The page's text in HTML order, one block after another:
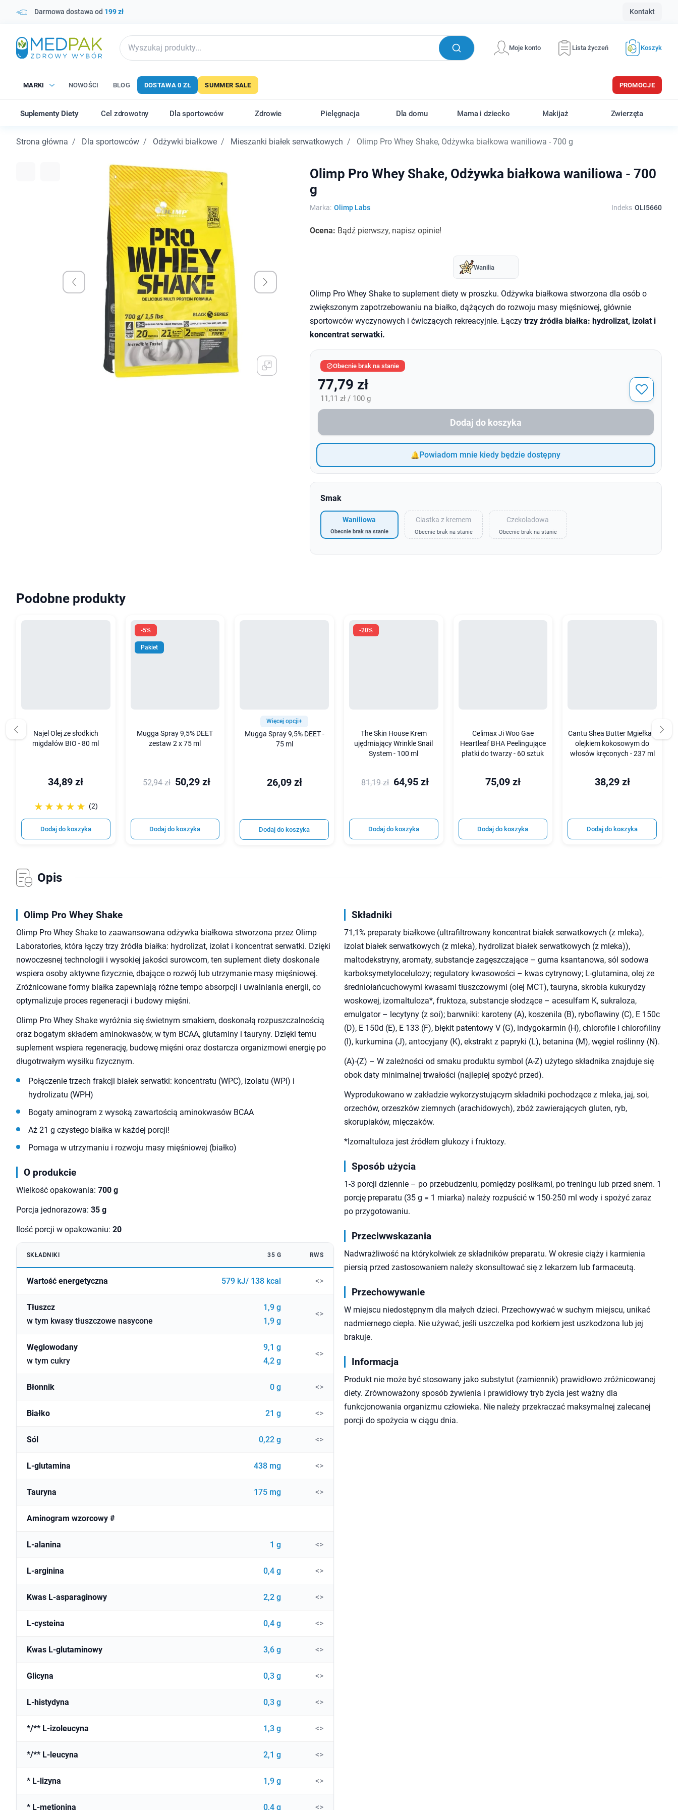
Darmowa dostawa od 199 zł Kontakt
Moje konto Lista życzeń Koszyk
MARKI NOWOŚCI BLOG DOSTAWA 0 ZŁ SUMMER SALE PROMOCJE
Suplementy Diety Cel zdrowotny Dla sportowców Zdrowie Pielęgnacja Dla domu Mama i dziecko Makijaż Zwierzęta
Strona główna Dla sportowców Odżywki białkowe Mieszanki białek serwatkowych Olimp Pro Whey Shake, Odżywka białkowa waniliowa - 700 g
Olimp Pro Whey Shake, Odżywka białkowa waniliowa - 700
g
Marka: Olimp Labs Indeks OLI5660
Ocena: Bądź pierwszy, napisz opinie!
Wanilia
Olimp Pro Whey Shake to suplement diety w proszku. Odżywka białkowa stworzona dla osób o
zwiększonym zapotrzebowaniu na białko, dążących do rozwoju masy mięśniowej, głównie
sportowców wyczynowych i ćwiczących rekreacyjnie. Łączytrzy źródła białka: hydrolizat, izolat i
koncentrat serwatki.
Obecnie brak na stanie
77,79 zł
11,11 zł / 100 g
Dodaj do koszyka
Powiadom mnie kiedy będzie dostępny
Smak
Waniliowa
Obecnie brak na stanie
Ciastka z kremem
Obecnie brak na stanie
Czekoladowa
Obecnie brak na stanie
Podobne produkty
Najel Olej ze słodkich
migdałów BIO - 80 ml
34,89 zł
☆☆☆☆☆
★★★★★ (2)
Dodaj do koszyka
-5%
Pakiet
Mugga Spray 9,5% DEET
zestaw 2 x 75 ml
52,94 zł 50,29 zł
Dodaj do koszyka
Więcej opcji+
Mugga Spray 9,5% DEET -
75 ml
26,09 zł
Dodaj do koszyka
-20%
The Skin House Krem
ujędrniający Wrinkle Snail
System - 100 ml
81,19 zł 64,95 zł
Dodaj do koszyka
Celimax Ji Woo Gae
Heartleaf BHA Peelingujące
płatki do twarzy - 60 sztuk
75,09 zł
Dodaj do koszyka
Cantu Shea Butter Mgiełka z
olejkiem kokosowym do
włosów kręconych - 237 ml
38,29 zł
Dodaj do koszyka
Opis
Olimp Pro Whey Shake
Olimp Pro Whey Shake to zaawansowana odżywka białkowa stworzona przez Olimp
Laboratories, która łączy trzy źródła białka: hydrolizat, izolat i koncentrat serwatki. Dzięki
nowoczesnej technologii i wysokiej jakości surowcom, ten suplement diety doskonale
wspiera osoby aktywne fizycznie, dbające o rozwój lub utrzymanie masy mięśniowej.
Zróżnicowane formy białka zapewniają różne tempo absorpcji i uwalniania energii, co
optymalizuje proces regeneracji i budowy mięśni.
Olimp Pro Whey Shake wyróżnia się świetnym smakiem, doskonałą rozpuszczalnością
oraz bogatym składem aminokwasów, w tym BCAA, glutaminy i tauryny. Dzięki temu
suplement wspiera regenerację, budowę mięśni oraz dostarcza organizmowi energię po
długotrwałym wysiłku fizycznym.
Połączenie trzech frakcji białek serwatki: koncentratu (WPC), izolatu (WPI) i
hydrolizatu (WPH)
Bogaty aminogram z wysoką zawartością aminokwasów BCAA
Aż 21 g czystego białka w każdej porcji!
Pomaga w utrzymaniu i rozwoju masy mięśniowej (białko)
O produkcie
Wielkość opakowania: 700 g
Porcja jednorazowa: 35 g
Ilość porcji w opakowaniu: 20
SKŁADNIKI 35 G RWS
Wartość energetyczna 579 kJ/ 138 kcal <>
Tłuszcz
w tym kwasy tłuszczowe nasycone
1,9 g
1,9 g
<>
Węglowodany
w tym cukry
9,1 g
4,2 g
<>
Błonnik 0 g <>
Białko 21 g <>
Sól 0,22 g <>
L-glutamina 438 mg <>
Tauryna 175 mg <>
Aminogram wzorcowy #
L-alanina 1 g <>
L-arginina 0,4 g <>
Kwas L-asparaginowy 2,2 g <>
L-cysteina 0,4 g <>
Kwas L-glutaminowy 3,6 g <>
Glicyna 0,3 g <>
L-histydyna 0,3 g <>
*/** L-izoleucyna 1,3 g <>
*/** L-leucyna 2,1 g <>
* L-lizyna 1,9 g <>
* L-metionina 0,4 g <>
Składniki
71,1% preparaty białkowe (ultrafiltrowany koncentrat białek serwatkowych (z mleka),
izolat białek serwatkowych (z mleka), hydrolizat białek serwatkowych (z mleka)),
maltodekstryny, aromaty, substancje zagęszczające – guma ksantanowa, sól sodowa
karboksymetylocelulozy; regulatory kwasowości – kwas cytrynowy; L-glutamina, olej ze
średniołańcuchowymi kwasami tłuszczowymi (olej MCT), tauryna, skrobia kukurydzy
woskowej, izomaltuloza*, fruktoza, substancje słodzące – acesulfam K, sukraloza,
emulgator – lecytyny (z soi); barwniki: karoteny (A), koszenila (B), ryboflawiny (C), E 150c
(D), E 150d (E), E 133 (F), błękit patentowy V (G), indygokarmin (H), chlorofile i chlorofiliny
(I), kurkumina (J), antocyjany (K), ekstrakt z papryki (L), betanina (M), węgiel roślinny (N).
(A)-(Z) – W zależności od smaku produktu symbol (A-Z) użytego składnika znajduje się
obok daty minimalnej trwałości (najlepiej spożyć przed).
Wyprodukowano w zakładzie wykorzystującym składniki pochodzące z mleka, jaj, soi,
orzechów, orzeszków ziemnych (arachidowych), zbóż zawierających gluten, ryb,
skorupiaków, mięczaków.
*Izomaltuloza jest źródłem glukozy i fruktozy.
Sposób użycia
1-3 porcji dziennie – po przebudzeniu, pomiędzy posiłkami, po treningu lub przed snem. 1
porcję preparatu (35 g = 1 miarka) należy rozpuścić w 150-250 ml wody i spożyć zaraz
po przygotowaniu.
Przeciwwskazania
Nadwrażliwość na którykolwiek ze składników preparatu. W okresie ciąży i karmienia
piersią przed zastosowaniem należy skonsultować się z lekarzem lub farmaceutą.
Przechowywanie
W miejscu niedostępnym dla małych dzieci. Przechowywać w suchym miejscu, unikać
nadmiernego ciepła. Nie używać, jeśli uszczelka pod korkiem jest uszkodzona lub jej
brakuje.
Informacja
Produkt nie może być stosowany jako substytut (zamiennik) prawidłowo zróżnicowanej
diety. Zrównoważony sposób żywienia i prawidłowy tryb życia jest ważny dla
funkcjonowania organizmu człowieka. Nie należy przekraczać maksymalnej zalecanej
porcji do spożycia w ciągu dnia.